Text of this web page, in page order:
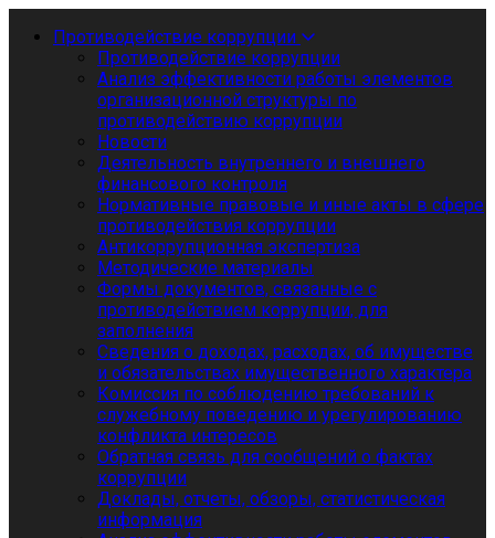
Противодействие коррупции
Противодействие коррупции
Анализ эффективности работы элементов
организационной структуры по
противодействию коррупции
Новости
Деятельность внутреннего и внешнего
финансового контроля
Нормативные правовые и иные акты в сфере
противодействия коррупции
Антикоррупционная экспертиза
Методические материалы
Формы документов, связанные с
противодействием коррупции, для
заполнения
Сведения о доходах, расходах, об имуществе
и обязательствах имущественного характера
Комиссия по соблюдению требований к
служебному поведению и урегулированию
конфликта интересов
Обратная связь для сообщений о фактах
коррупции
Доклады, отчеты, обзоры, статистическая
информация